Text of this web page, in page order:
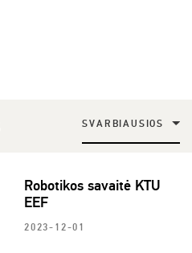
SVARBIAUSIOS
Robotikos savaitė KTU
EEF
2023-12-01